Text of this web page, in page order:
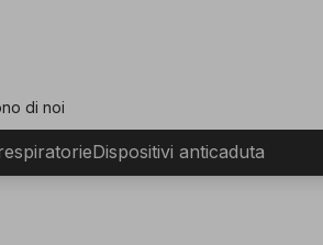
di noi
Dispositivi anticaduta